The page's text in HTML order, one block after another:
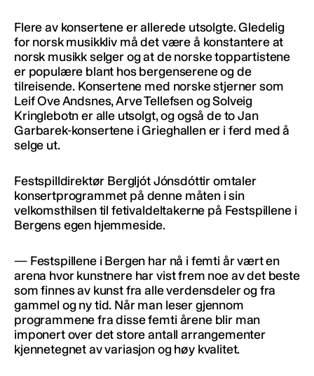
Flere av konsertene er allerede utsolgte. Gledelig
for norsk musikkliv må det være å konstantere at
norsk musikk selger og at de norske toppartistene
er populære blant hos bergenserene og de
tilreisende. Konsertene med norske stjerner som
Leif Ove Andsnes, Arve Tellefsen og Solveig
Kringlebotn er alle utsolgt, og også de to Jan
Garbarek-konsertene i Grieghallen er i ferd med å
selge ut.
Festspilldirektør Bergljót Jónsdóttir omtaler
konsertprogrammet på denne måten i sin
velkomsthilsen til fetivaldeltakerne på Festspillene i
Bergens egen hjemmeside.
— Festspillene i Bergen har nå i femti år vært en
arena hvor kunstnere har vist frem noe av det beste
som finnes av kunst fra alle verdensdeler og fra
gammel og ny tid. Når man leser gjennom
programmene fra disse femti årene blir man
imponert over det store antall arrangementer
kjennetegnet av variasjon og høy kvalitet.